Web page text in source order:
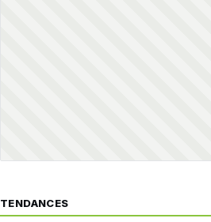
TENDANCES